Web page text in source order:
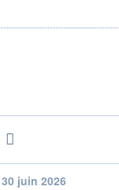
30 juin 2026